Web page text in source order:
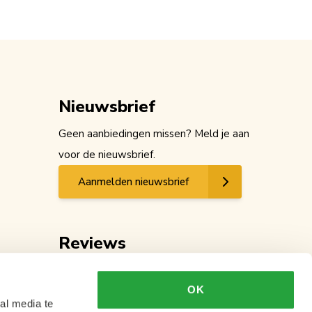
media te
OK
Nieuwsbrief
Geen aanbiedingen missen? Meld je aan
voor de nieuwsbrief.
Aanmelden nieuwsbrief
Reviews